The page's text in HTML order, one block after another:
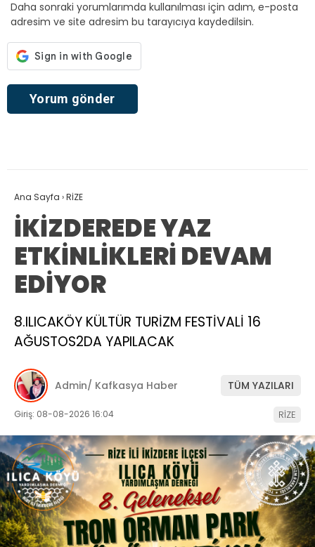
Daha sonraki yorumlarımda kullanılması için adım, e-posta
adresim ve site adresim bu tarayıcıya kaydedilsin.
Ana Sayfa ›RİZE
İKİZDEREDE YAZ
ETKİNLİKLERİ DEVAM
EDİYOR
8.ILICAKÖY KÜLTÜR TURİZM FESTİVALİ 16
AĞUSTOS2DA YAPILACAK
Admin/ Kafkasya Haber TÜM YAZILARI
Giriş: 08-08-2026 16:04 RİZE